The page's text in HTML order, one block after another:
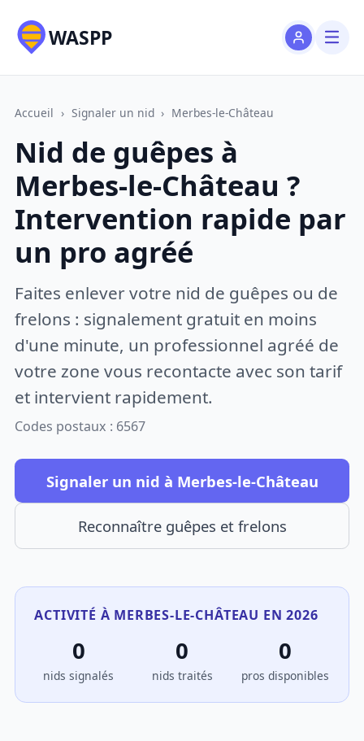
WASPP
Accueil › Signaler un nid › Merbes-le-Château
Nid de guêpes à
Merbes-le-Château ?
Intervention rapide par
un pro agréé
Faites enlever votre nid de guêpes ou de
frelons : signalement gratuit en moins
d'une minute, un professionnel agréé de
votre zone vous recontacte avec son tarif
et intervient rapidement.
Codes postaux : 6567
Signaler un nid à Merbes-le-Château
Reconnaître guêpes et frelons
ACTIVITÉ À MERBES-LE-CHÂTEAU EN 2026
0
nids signalés
0
nids traités
0
pros disponibles